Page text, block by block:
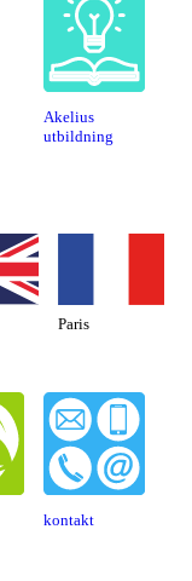
Akelius
utbildning
Paris
kontakt